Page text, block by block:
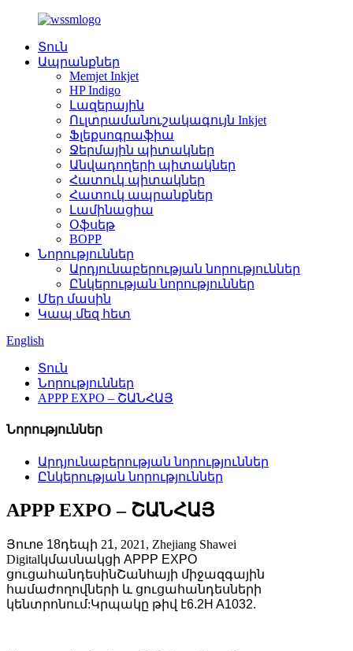
Տուն
Ապրանքներ
Memjet Inkjet
HP Indigo
Լազերային
Ուլտրամանուշակագույն Inkjet
Ֆլեքսոգրաֆիա
Ջերմային պիտակներ
Անվադողերի պիտակներ
Հատուկ պիտակներ
Հատուկ ապրանքներ
Լամինացիա
Օֆսեթ
BOPP
Նորություններ
Արդյունաբերության նորություններ
Ընկերության նորություններ
Մեր մասին
Կապ մեզ հետ
English
Տուն
Նորություններ
APPP EXPO – ՇԱՆՀԱՅ
Նորություններ
Արդյունաբերության նորություններ
Ընկերության նորություններ
APPP EXPO – ՇԱՆՀԱՅ
Յուne 18դեպի 21, 2021, Zhejiang Shawei
Digitalկմասնակցի APPP EXPO
ցուցահանդեսինՇանհայի միջազգային
համաժողովների և ցուցահանդեսների
կենտրոնում:Կրպակը թիվ է6.2H A1032.